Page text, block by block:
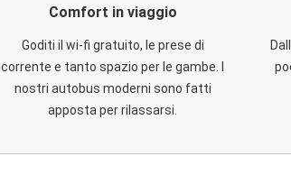
Comfort in viaggio
Goditi il wi-fi gratuito, le prese di
corrente e tanto spazio per le gambe. I
nostri autobus moderni sono fatti
apposta per rilassarsi.